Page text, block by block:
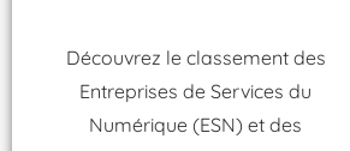
Découvrez le classement des
Entreprises de Services du
Numérique (ESN) et des